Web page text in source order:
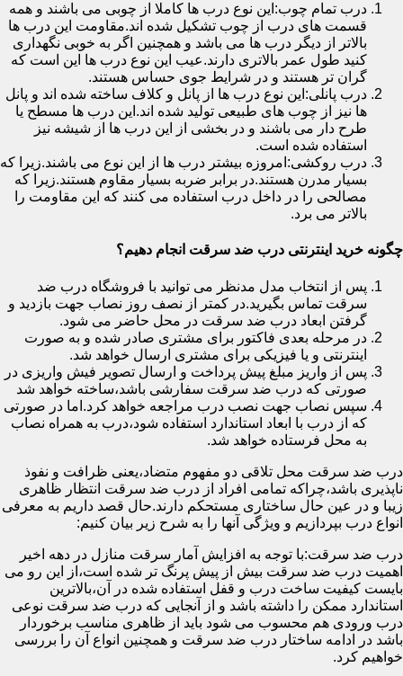
درب تمام چوب:این نوع درب ها کاملا از چوبی می باشند و همه
قسمت های درب از چوب تشکیل شده اند.مقاومت این درب ها
بالاتر از دیگر درب ها می باشد و همچنین اگر به خوبی نگهداری
کنید طول عمر بالاتری دارند.عیب این نوع درب ها این است که
گران تر هستند و در شرایط جوی حساس هستند.
درب پانلی:این نوع درب ها از پانل و کلاف ساخته شده اند و پانل
ها نیز از چوب های طبیعی تولید شده اند.این درب ها مسطح یا
طرح دار می باشند و در بخشی از این درب ها از شیشه نیز
استفاده شده است.
درب روکشی:امروزه بیشتر درب ها از این نوع می باشند.زیرا که
بسیار مدرن هستند.در برابر ضربه بسیار مقاوم هستند.زیرا که
مصالحی را در داخل درب استفاده می کنند که این مقاومت را
بالاتر می برد.
چگونه خرید اینترنتی درب ضد سرقت انجام دهیم؟
پس از انتخاب مدل مدنظر می توانید با فروشگاه درب ضد
سرقت تماس بگیرید.در کمتر از نصف روز نصاب جهت بازدید و
گرفتن ابعاد درب ضد سرقت در محل حاضر می شود.
در مرحله بعدی فاکتور برای مشتری صادر شده و به صورت
اینترنتی و یا فیزیکی برای مشتری ارسال خواهد شد.
پس از واریز مبلغ پیش پرداخت و ارسال تصویر فیش واریزی در
صورتی که درب ضد سرقت سفارشی باشد،ساخته خواهد شد
سپس نصاب جهت نصب درب مراجعه خواهد کرد.اما در صورتی
که از درب با ابعاد استاندارد استفاده شود،درب به همراه نصاب
به محل فرستاده خواهد شد.
درب ضد سرقت محل تلاقی دو مفهوم متضاد،یعنی ظرافت و نفوذ
ناپذیری باشد،چراکه تمامی افراد از درب ضد سرقت انتظار ظاهری
زیبا و در عین حال ساختاری مستحکم دارند.حال قصد داریم به معرفی
انواع درب بپردازیم و ویژگی آنها را به شرح زیر بیان کنیم:
درب ضد سرقت:با توجه به افزایش آمار سرقت منازل در دهه اخیر
اهمیت درب ضد سرقت بیش از پیش پرنگ تر شده است،از این رو می
بایست کیفیت ساخت درب و قفل استفاده شده در آن،بالاترین
استاندارد ممکن را داشته باشد و از آنجایی که درب ضد سرقت نوعی
درب ورودی هم محسوب می شود باید از ظاهری مناسب برخوردار
باشد در ادامه ساختار درب ضد سرقت و همچنین انواع آن را بررسی
خواهیم کرد.